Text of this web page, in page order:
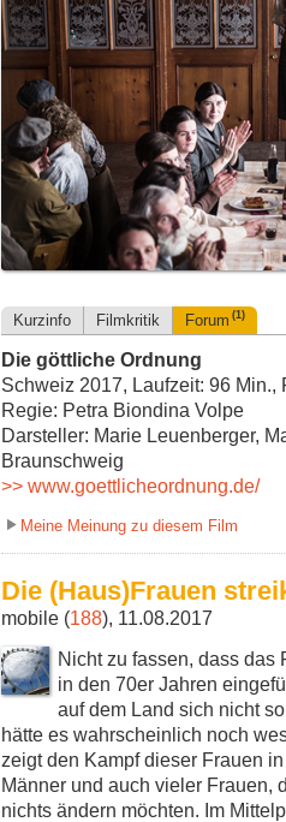
Kurzinfo Filmkritik Forum (1)
Die göttliche Ordnung
Schweiz 2017, Laufzeit: 96 Min.,
Regie: Petra Biondina Volpe
Darsteller: Marie Leuenberger,
Braunschweig
>> www.goettlicheordnung.de/
Meine Meinung zu diesem Film
Die (Haus)Frauen
mobile (188), 11.08.2017
Nicht zu fassen, dass das
in den 70er Jahren
auf dem Land sich nicht
hätte es wahrscheinlich noch
zeigt den Kampf dieser Frauen
Männer und auch vieler Frauen,
nichts ändern möchten. Im